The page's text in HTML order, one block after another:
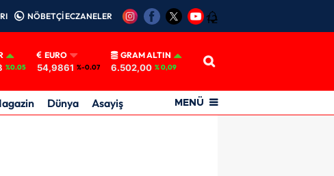
NÖBETÇİ ECZANELER 12
%0.05
EURO
54,9861 %-0.07
GRAM ALTIN
6.502,00 % 0,09
Dünya Asayiş MENÜ